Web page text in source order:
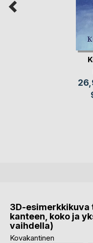
3D-esimerkkikuva
kanteen, koko ja
vaihdella)
Kovakantinen